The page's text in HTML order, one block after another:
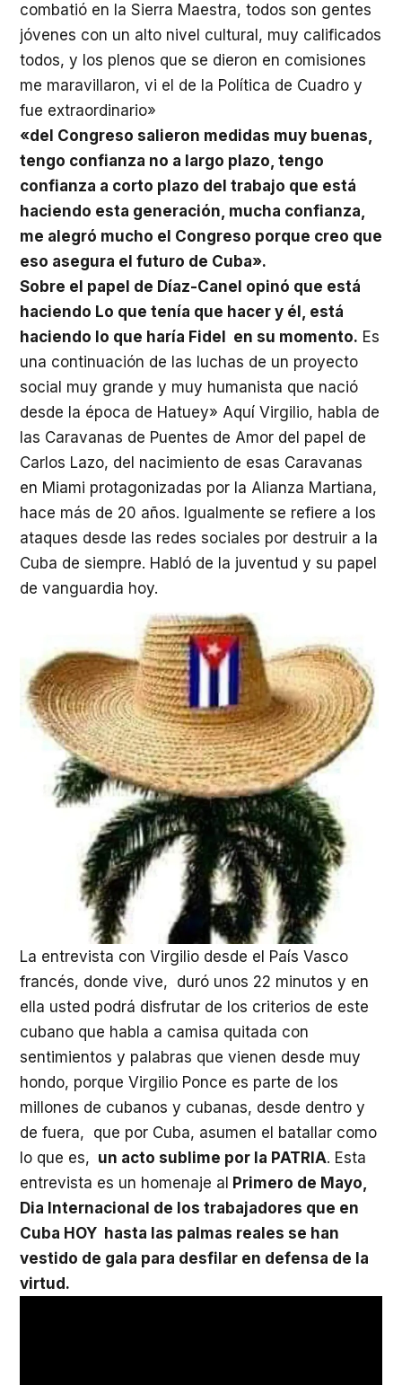
combatió en la Sierra Maestra, todos son gentes
jóvenes con un alto nivel cultural, muy calificados
todos, y los plenos que se dieron en comisiones
me maravillaron, vi el de la Política de Cuadro y
fue extraordinario»
«del Congreso salieron medidas muy buenas,
tengo confianza no a largo plazo, tengo
confianza a corto plazo del trabajo que está
haciendo esta generación, mucha confianza,
me alegró mucho el Congreso porque creo que
eso asegura el futuro de Cuba».
Sobre el papel de Díaz-Canel opinó que está
haciendo Lo que tenía que hacer y él, está
haciendo lo que haría Fidel en su momento. Es
una continuación de las luchas de un proyecto
social muy grande y muy humanista que nació
desde la época de Hatuey» Aquí Virgilio, habla de
las Caravanas de Puentes de Amor del papel de
Carlos Lazo, del nacimiento de esas Caravanas
en Miami protagonizadas por la Alianza Martiana,
hace más de 20 años. Igualmente se refiere a los
ataques desde las redes sociales por destruir a la
Cuba de siempre. Habló de la juventud y su papel
de vanguardia hoy.
La entrevista con Virgilio desde el País Vasco
francés, donde vive, duró unos 22 minutos y en
ella usted podrá disfrutar de los criterios de este
cubano que habla a camisa quitada con
sentimientos y palabras que vienen desde muy
hondo, porque Virgilio Ponce es parte de los
millones de cubanos y cubanas, desde dentro y
de fuera, que por Cuba, asumen el batallar como
lo que es, un acto sublime por la PATRIA. Esta
entrevista es un homenaje al Primero de Mayo,
Dia Internacional de los trabajadores que en
Cuba HOY hasta las palmas reales se han
vestido de gala para desfilar en defensa de la
virtud.